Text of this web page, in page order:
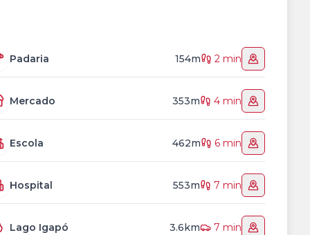
Padaria 154m 2 min
Mercado 353m 4 min
Escola 462m 6 min
Hospital 553m 7 min
Lago Igapó 3.6km 7 min